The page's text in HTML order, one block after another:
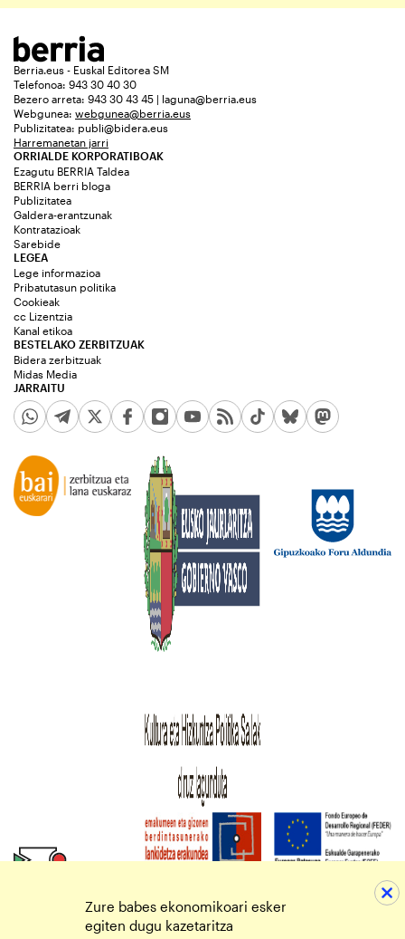
Berria.eus - Euskal Editorea SM
Telefonoa: 943 30 40 30
Bezero arreta: 943 30 43 45 | laguna@berria.eus
Webgunea: webgunea@berria.eus
Publizitatea: publi@bidera.eus
Harremanetan jarri
ORRIALDE KORPORATIBOAK
Ezagutu BERRIA Taldea
BERRIA berri bloga
Publizitatea
Galdera-erantzunak
Kontratazioak
Sarebide
JARRAITU
LEGEA
Lege informazioa
Pribatutasun politika
Cookieak
cc Lizentzia
Kanal etikoa
BESTELAKO ZERBITZUAK
Bidera zerbitzuak
Midas Media
Zure babes ekonomikoari esker
egiten dugu kazetaritza